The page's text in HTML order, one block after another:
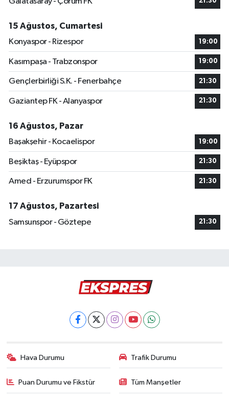
15 Ağustos, Cumartesi
Konyaspor - Rizespor
19:00
Kasımpaşa - Trabzonspor 19:00
Gençlerbirliği S.K. - Fenerbahçe 21:30
Gaziantep FK - Alanyaspor 21:30
16 Ağustos, Pazar
Başakşehir - Kocaelispor
19:00
Beşiktaş - Eyüpspor 21:30
Amed - Erzurumspor FK 21:30
17 Ağustos, Pazartesi
Samsunspor - Göztepe
21:30
Hava Durumu Trafik Durumu
Puan Durumu ve Fikstür Tüm Manşetler